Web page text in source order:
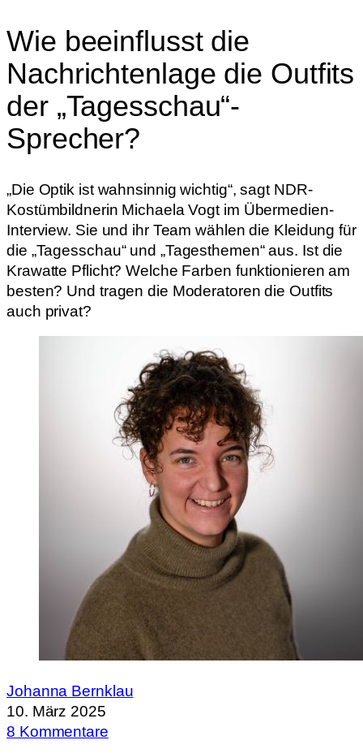
Wie beeinflusst die
Nachrichtenlage die Outfits
der „Tagesschau“-
Sprecher?
„Die Optik ist wahnsinnig wichtig“, sagt NDR-
Kostümbildnerin Michaela Vogt im Übermedien-
Interview. Sie und ihr Team wählen die Kleidung für
die „Tagesschau“ und „Tagesthemen“ aus. Ist die
Krawatte Pflicht? Welche Farben funktionieren am
besten? Und tragen die Moderatoren die Outfits
auch privat?
Johanna Bernklau
10. März 2025
8 Kommentare